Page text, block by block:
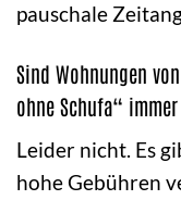
pauschale
Sind Wohnungen
ohne Schufa“
Leider nicht. Es
hohe Gebühren